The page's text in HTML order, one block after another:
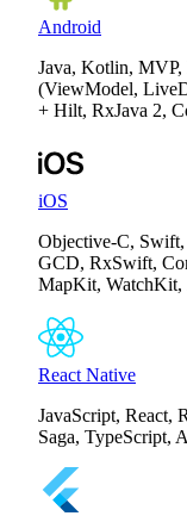
Android
Java, Kotlin,
(ViewModel,
+ Hilt, RxJava 2,
iOS
Objective-C,
GCD, RxSwift,
MapKit,
React Native
JavaScript, React,
Saga, TypeScript,